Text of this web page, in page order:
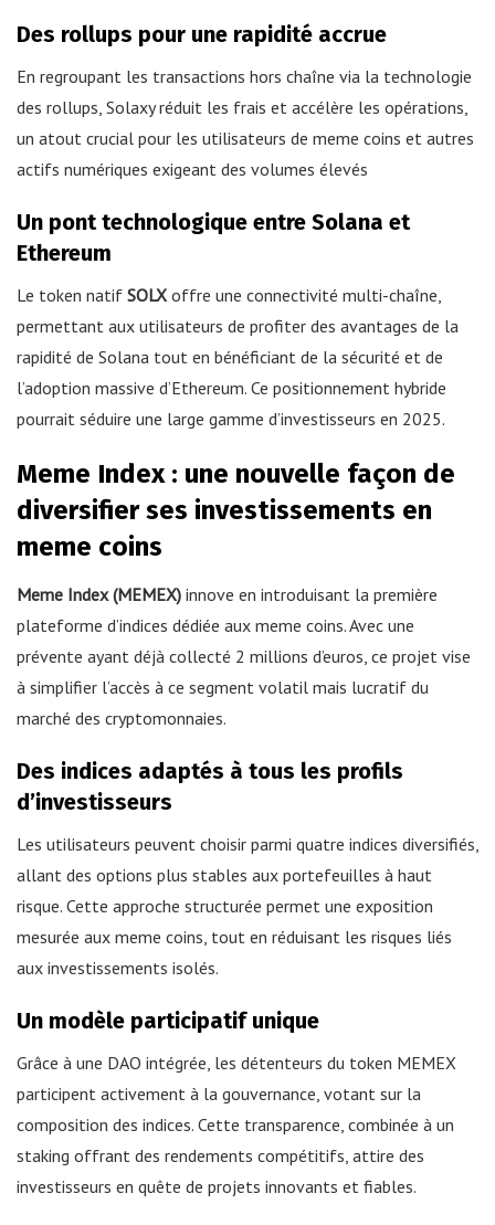
Des rollups pour une rapidité accrue
En regroupant les transactions hors chaîne via la technologie
des rollups, Solaxy réduit les frais et accélère les opérations,
un atout crucial pour les utilisateurs de meme coins et autres
actifs numériques exigeant des volumes élevés
Un pont technologique entre Solana et
Ethereum
Le token natif SOLX offre une connectivité multi-chaîne,
permettant aux utilisateurs de profiter des avantages de la
rapidité de Solana tout en bénéficiant de la sécurité et de
l’adoption massive d’Ethereum. Ce positionnement hybride
pourrait séduire une large gamme d’investisseurs en 2025.
Meme Index : une nouvelle façon de
diversifier ses investissements en
meme coins
Meme Index (MEMEX) innove en introduisant la première
plateforme d’indices dédiée aux meme coins. Avec une
prévente ayant déjà collecté 2 millions d’euros, ce projet vise
à simplifier l’accès à ce segment volatil mais lucratif du
marché des cryptomonnaies.
Des indices adaptés à tous les profils
d’investisseurs
Les utilisateurs peuvent choisir parmi quatre indices diversifiés,
allant des options plus stables aux portefeuilles à haut
risque. Cette approche structurée permet une exposition
mesurée aux meme coins, tout en réduisant les risques liés
aux investissements isolés.
Un modèle participatif unique
Grâce à une DAO intégrée, les détenteurs du token MEMEX
participent activement à la gouvernance, votant sur la
composition des indices. Cette transparence, combinée à un
staking offrant des rendements compétitifs, attire des
investisseurs en quête de projets innovants et fiables.